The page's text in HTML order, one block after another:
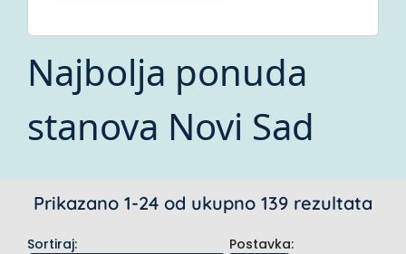
Najbolja ponuda
stanova Novi Sad
Prikazano 1-24 od ukupno 139 rezultata
Postavka:
Sortiraj: